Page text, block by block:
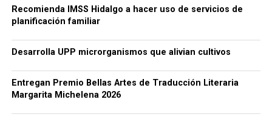
Recomienda IMSS Hidalgo a hacer uso de servicios de
planificación familiar
Desarrolla UPP microrganismos que alivian cultivos
Entregan Premio Bellas Artes de Traducción Literaria
Margarita Michelena 2026